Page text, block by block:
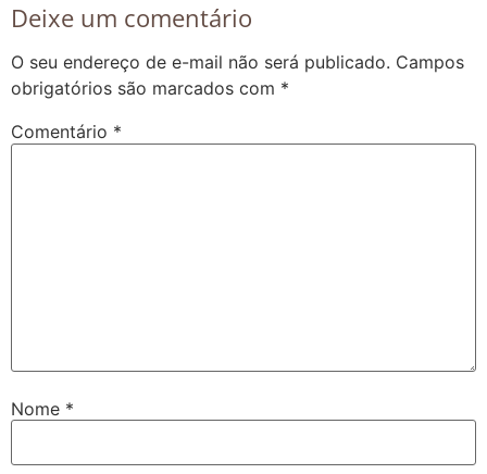
Deixe um comentário
O seu endereço de e-mail não será publicado. Campos
obrigatórios são marcados com *
Comentário *
Nome *